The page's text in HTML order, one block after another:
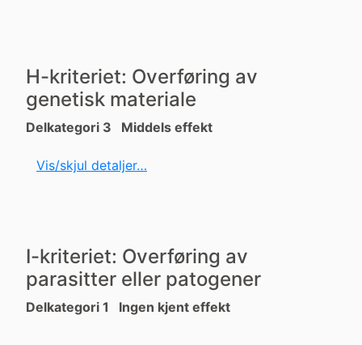
H-kriteriet: Overføring av
genetisk materiale
Delkategori 3 Middels effekt
Vis/skjul detaljer…
I-kriteriet: Overføring av
parasitter eller patogener
Delkategori 1 Ingen kjent effekt